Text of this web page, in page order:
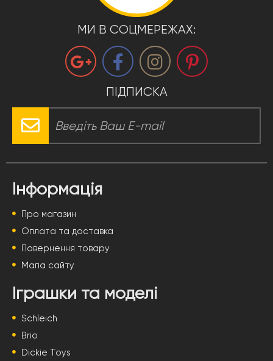
МИ В СОЦМЕРЕЖАХ:
ПІДПИСКА
Інформація
Про магазин
Оплата та доставка
Повернення товару
Мапа сайту
Іграшки та моделі
Schleich
Brio
Dickie Toys